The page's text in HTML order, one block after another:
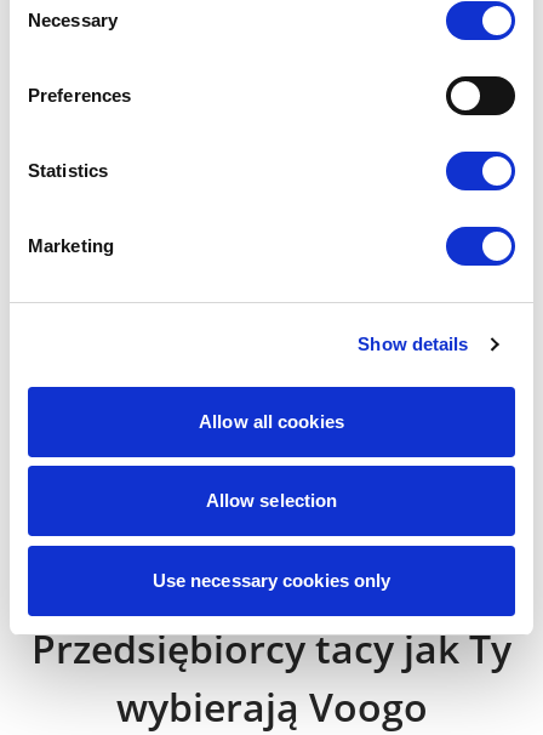
Selection
Necessary
Preferences
Statistics
Marketing
Show details
Allow all cookies
Allow selection
Use necessary cookies only
7,65zł
cena z 30 dni:
Przedsiębiorcy tacy jak Ty
wybierają Voogo